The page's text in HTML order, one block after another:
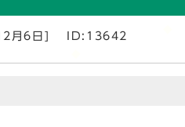
月6日] ID:13642